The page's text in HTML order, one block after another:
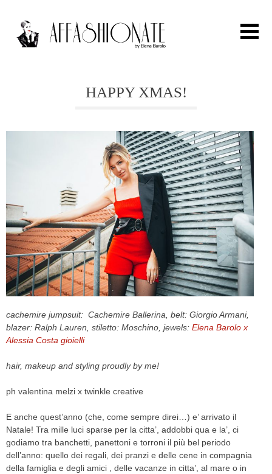
FASHION
OUTFIT
BEAUTY
TRAVEL
PARTIES
CELEB
VIDEO
ABOUT
ARCHIVES
CONTACT
HOME
HAPPY XMAS!
cachemire jumpsuit: Cachemire Ballerina, belt: Giorgio Armani,
blazer: Ralph Lauren, stiletto: Moschino, jewels: Elena Barolo x
Alessia Costa gioielli
hair, makeup and styling proudly by me!
ph valentina melzi x twinkle creative
E anche quest’anno (che, come sempre direi…) e’ arrivato il
Natale! Tra mille luci sparse per la citta’, addobbi qua e la’, ci
godiamo tra banchetti, panettoni e torroni il più bel periodo
dell’anno: quello dei regali, dei pranzi e delle cene in compagnia
della famiglia e degli amici , delle vacanze in citta’, al mare o in